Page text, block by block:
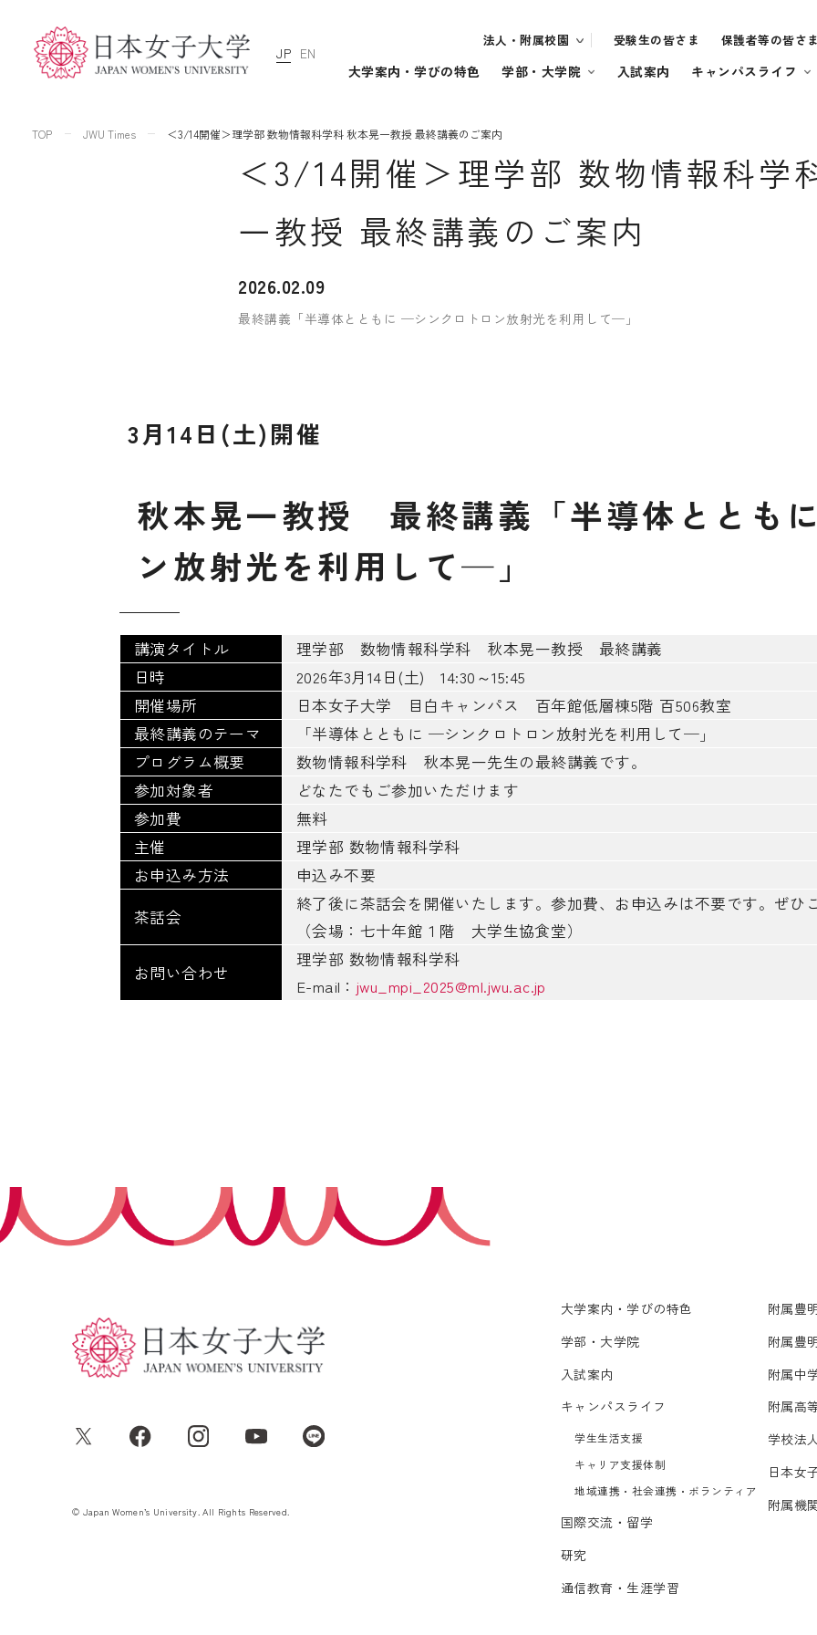
JP EN
法人・附属校園 受験生の皆さま 保護者等の皆さま
大学案内・学びの特色 学部・大学院 入試案内 キャンパスライフ
TOP JWU Times ＜3/14開催＞理学部 数物情報科学科 秋本晃一教授 最終講義のご案内
＜3/14開催＞理学部 数物情報科学
一教授 最終講義のご案内
2026.02.09
最終講義「半導体とともに ─シンクロトロン放射光を利用して─」
3月14日(土)開催
秋本晃一教授 最終講義 「半導体 と と も に
ン放射光を利用 し て─ 」
講演タイトル
理学部 数物情報科学科 秋本晃一教授 最終講義
日時
2026年3月14日(土) 14:30～15:45
開催場所
日本女子大学 目白キャンパス 百年館低層棟5階 百506教室
最終講義のテーマ
「半導体とともに ─シンクロトロン放射光を利用して─」
プログラム概要
数物情報科学科 秋本晃一先生の最終講義です。
参加対象者
どなたでもご参加いただけます
参加費
無料
主催
理学部 数物情報科学科
お申込み方法
申込み不要
茶話会
終了後に茶話会を開催いたします。参加費、お申込みは不要です。ぜひ
（会場：七十年館１階 大学生協食堂）
お問い合わせ
理学部 数物情報科学科
E-mail： jwu_mpi_2025@ml.jwu.ac.jp
© Japan Women’s University. All Rights Reserved.
大学案内・学びの特色
学部・大学院
入試案内
キャンパスライフ
学生生活支援
キャリア支援体制
地域連携・社会連携・ボランティア
国際交流・留学
研究
通信教育・生涯学習
附属豊
附属豊
附属中
附属高
学校法
日本女
附属機